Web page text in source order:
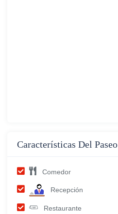
Características Del Paseo
Comedor
Recepción
Restaurante